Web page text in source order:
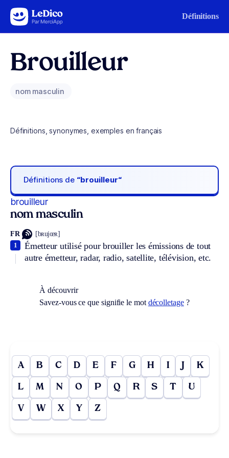
Aller au contenu Définitions
Brouilleur
nom masculin
Définitions, synonymes, exemples en français
Définitions de “brouilleur“
brouilleur
nom masculin
FR [bʀujœʀ]
Émetteur utilisé pour brouiller les émissions de tout
autre émetteur, radar, radio, satellite, télévision, etc.
1
À découvrir
Savez-vous ce que signifie le mot décolletage?
A B C D E F G H I J K
L M N O P Q R S T U
V W X Y Z